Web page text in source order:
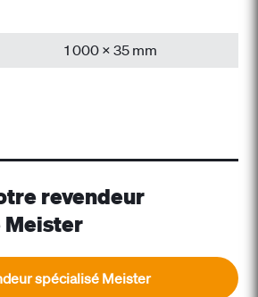
1 000 x 35 mm
revendeur
spécialisé Meister